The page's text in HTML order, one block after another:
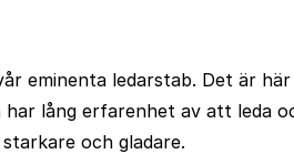
eminenta ledarstab. Det är
har lång erfarenhet av att leda
och gladare.